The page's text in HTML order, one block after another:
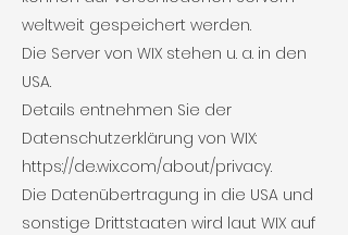
weltweit gespeichert werden.
Die Server von WIX stehen u. a. in den
USA.
Details entnehmen Sie der
Datenschutzerklärung von WIX:
https://de.wix.com/about/privacy.
Die Datenübertragung in die USA und
sonstige Drittstaaten wird laut WIX auf